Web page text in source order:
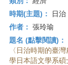
時期(主題)：
日治
作者： 張玲瑜
題名 (點擊閱讀)：
〈日治時期的臺
學日本語文學系碩